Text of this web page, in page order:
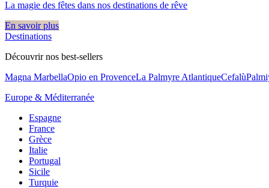
La magie des fêtes dans nos destinations de rêve​
En savoir plus
Destinations
Découvrir nos best-sellers
Magna MarbellaOpio en ProvenceLa Palmyre AtlantiqueCefalù
Europe & Méditerranée
Espagne
France
Grèce
Italie
Portugal
Sicile
Turquie